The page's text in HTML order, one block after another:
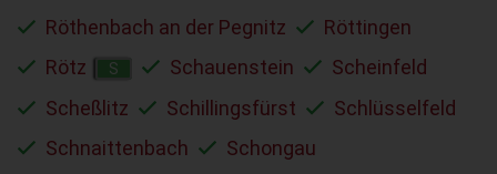
Röthenbach an der Pegnitz
Röttingen
Rötz
S Schauenstein
Scheinfeld
Scheßlitz
Schillingsfürst
Schlüsselfeld
Schnaittenbach
Schongau